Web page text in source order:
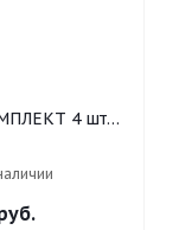
4 шт.,